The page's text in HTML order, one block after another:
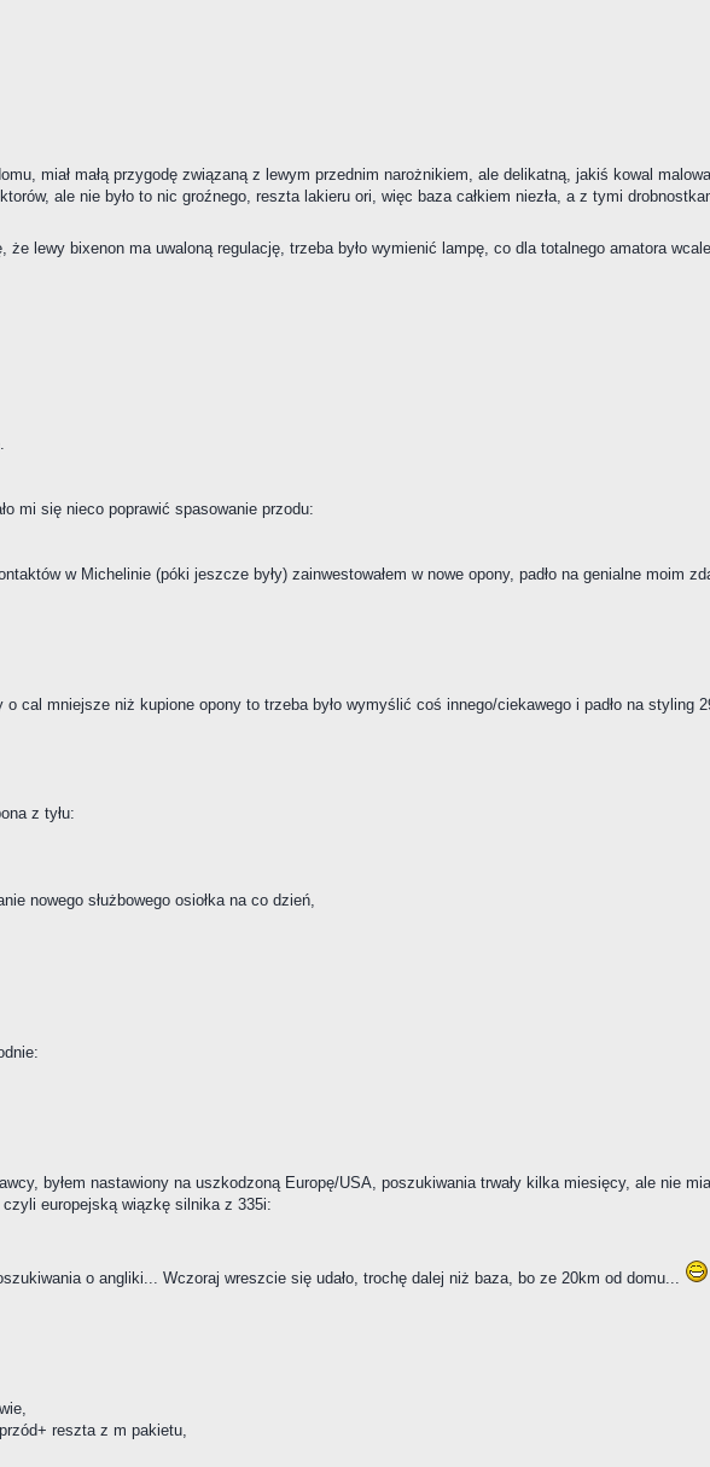
miał małą przygodę związaną z lewym przednim narożnikiem, ale delikatną, jakiś kowal
ale nie było to nic groźnego, reszta lakieru ori, więc baza całkiem niezła, a z tymi
że lewy bixenon ma uwaloną regulację, trzeba było wymienić lampę, co dla totalnego amatora
mi się nieco poprawić spasowanie przodu:
w Michelinie (póki jeszcze były) zainwestowałem w nowe opony, padło na genialne moim
o cal mniejsze niż kupione opony to trzeba było wymyślić coś innego/ciekawego i padło na styling
z tyłu:
nowego służbowego osiołka na co dzień,
byłem nastawiony na uszkodzoną Europę/USA, poszukiwania trwały kilka miesięcy, ale nie
czyli europejską wiązkę silnika z 335i:
o angliki... Wczoraj wreszcie się udało, trochę dalej niż baza, bo ze 20km od domu...
reszta z m pakietu,